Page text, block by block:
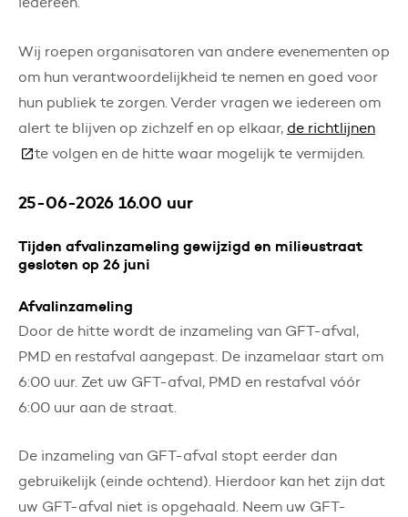
Wij roepen organisatoren van andere evenementen op
om hun verantwoordelijkheid te nemen en goed voor
hun publiek te zorgen. Verder vragen we iedereen om
alert te blijven op zichzelf en op elkaar, de richtlijnen
(Deze link gaat naar een andere website)
te volgen en de hitte waar mogelijk te vermijden.
25-06-2026 16.00 uur
Tijden afvalinzameling gewijzigd en milieustraat
gesloten op 26 juni
Afvalinzameling
Door de hitte wordt de inzameling van GFT-afval,
PMD en restafval aangepast. De inzamelaar start om
6:00 uur. Zet uw GFT-afval, PMD en restafval vóór
6:00 uur aan de straat.
De inzameling van GFT-afval stopt eerder dan
gebruikelijk (einde ochtend). Hierdoor kan het zijn dat
uw GFT-afval niet is opgehaald. Neem uw GFT-